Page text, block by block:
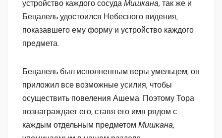
устройство каждого сосудаМишкана,так же и
Бецалель удостоился Небесного видения,
показавшего ему форму и устройство каждого
предмета.
Бецалель был исполненным веры умельцем, он
приложил все возможные усилия, чтобы
осуществить повеления Ашема. Поэтому Тора
вознаграждает его, ставя его имя рядом с
каждым отдельным предметом Мишкана,